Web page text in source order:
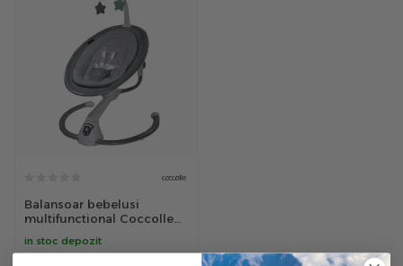
Balansoar bebelusi
multifunctional Coccolle
in stoc depozit